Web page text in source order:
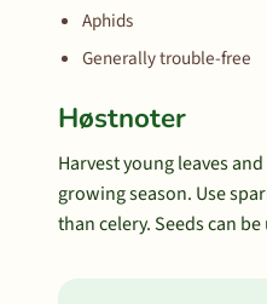
Aphids
Generally trouble-free
Høstnoter
Harvest young leaves
growing season. Use
than celery. Seeds can be